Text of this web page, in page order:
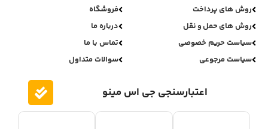
روش های پرداخت
روش های حمل و نقل
سیاست حریم خصوصی
سیاست مرجوعی
فروشگاه
درباره ما
تماس با ما
سوالات متداول
اعتبارسنجی جی اس مینو